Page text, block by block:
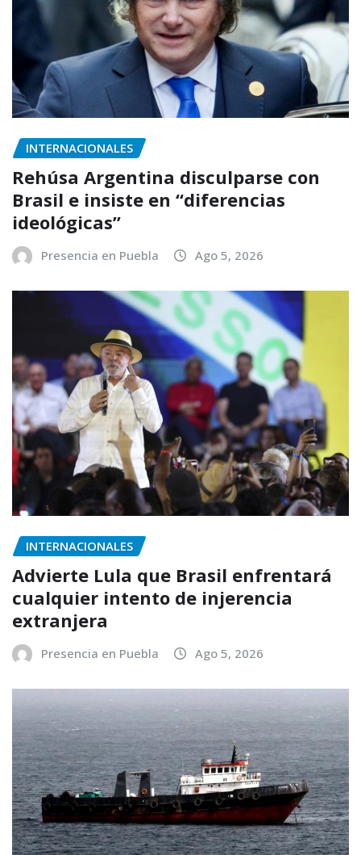
INTERNACIONALES
Rehúsa Argentina disculparse con
Brasil e insiste en “diferencias
ideológicas”
Presencia en Puebla Ago 5, 2026
INTERNACIONALES
Advierte Lula que Brasil enfrentará
cualquier intento de injerencia
extranjera
Presencia en Puebla Ago 5, 2026